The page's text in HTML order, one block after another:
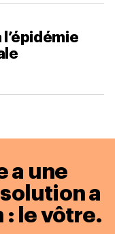
a une
a
: le vôtre.